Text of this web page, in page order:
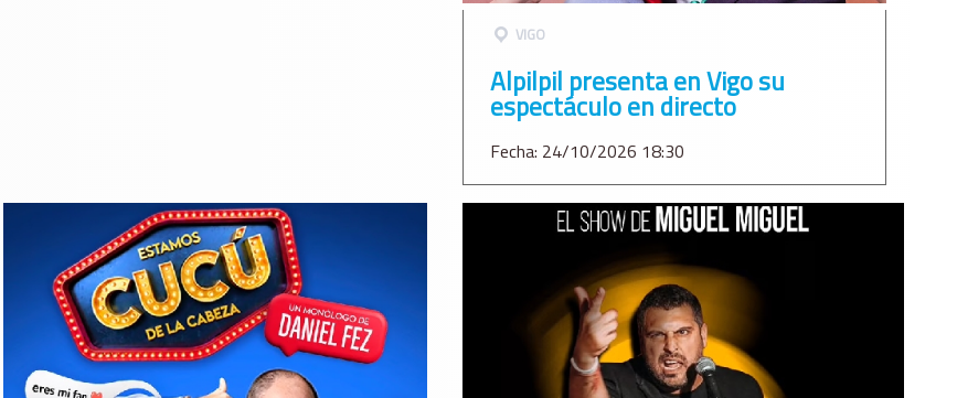
VIGO
Alpilpil presenta en Vigo su
espectáculo en directo
Fecha: 24/10/2026 18:30